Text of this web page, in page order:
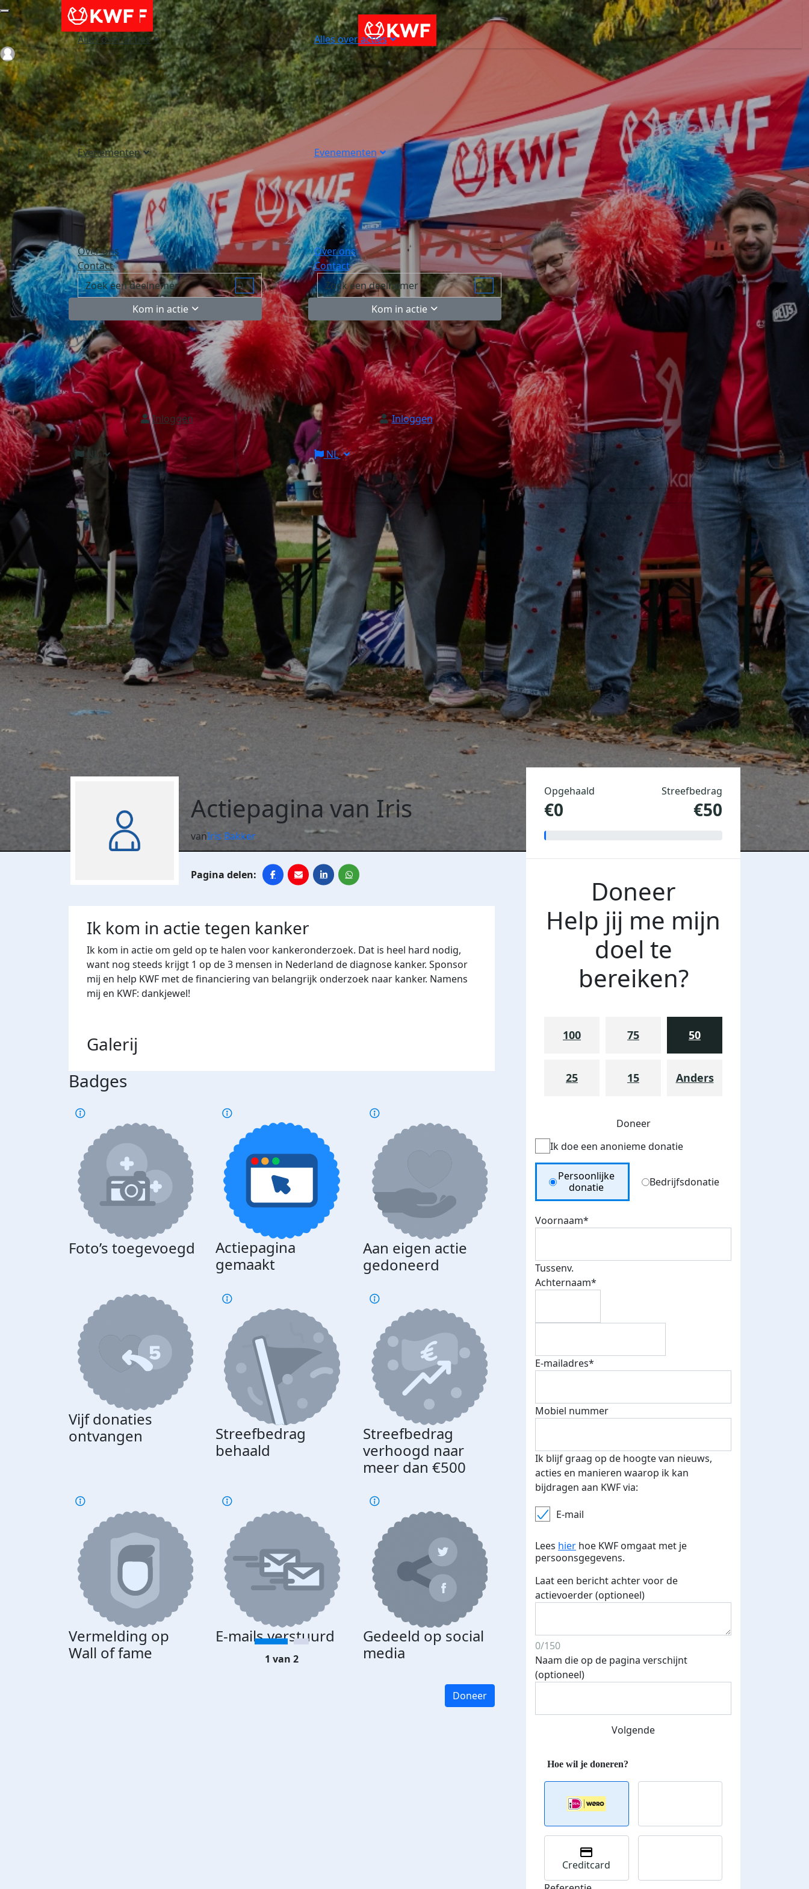
Alles over acties
Evenementen
Over ons
Contact
Kom in actie
Inloggen
NL
Alles over acties
Evenementen
Over ons
Contact
Kom in actie
Inloggen
NL
Login
Actiepagina van Iris
vanIris Bakker
Ik kom in actie tegen kanker
Ik kom in actie om geld op te halen voor kankeronderzoek. Dat is heel hard nodig,
want nog steeds krijgt 1 op de 3 mensen in Nederland de diagnose kanker. Sponsor
mij en help KWF met de financiering van belangrijk onderzoek naar kanker. Namens
mij en KWF: dankjewel!
Galerij
Badges
Foto’s toegevoegd
Actiepagina
gemaakt
Aan eigen actie
gedoneerd
Vijf donaties
ontvangen
Streefbedrag
behaald
Streefbedrag
verhoogd naar
meer dan €500
Vermelding op
Wall of fame
E-mails verstuurd
Gedeeld op social
media
bedankt
1 van 2
Doneer
Opgehaald
€0
Streefbedrag
€50
Doneer
Help jij me mijn
doel te
bereiken?
100 75 50
25 15 Anders
Doneer
Ik doe een anonieme donatie
Donation Type
Persoonlijke
donatie
Bedrijfsdonatie
Voornaam*
Tussenv.
Achternaam*
E-mailadres*
Mobiel nummer
Ik blijf graag op de hoogte van nieuws,
acties en manieren waarop ik kan
bijdragen aan KWF via:
E-mail
Lees hier hoe KWF omgaat met je
persoonsgegevens.
Laat een bericht achter voor de
actievoerder (optioneel)
0/150
Naam die op de pagina verschijnt
(optioneel)
Volgende
Creditcard